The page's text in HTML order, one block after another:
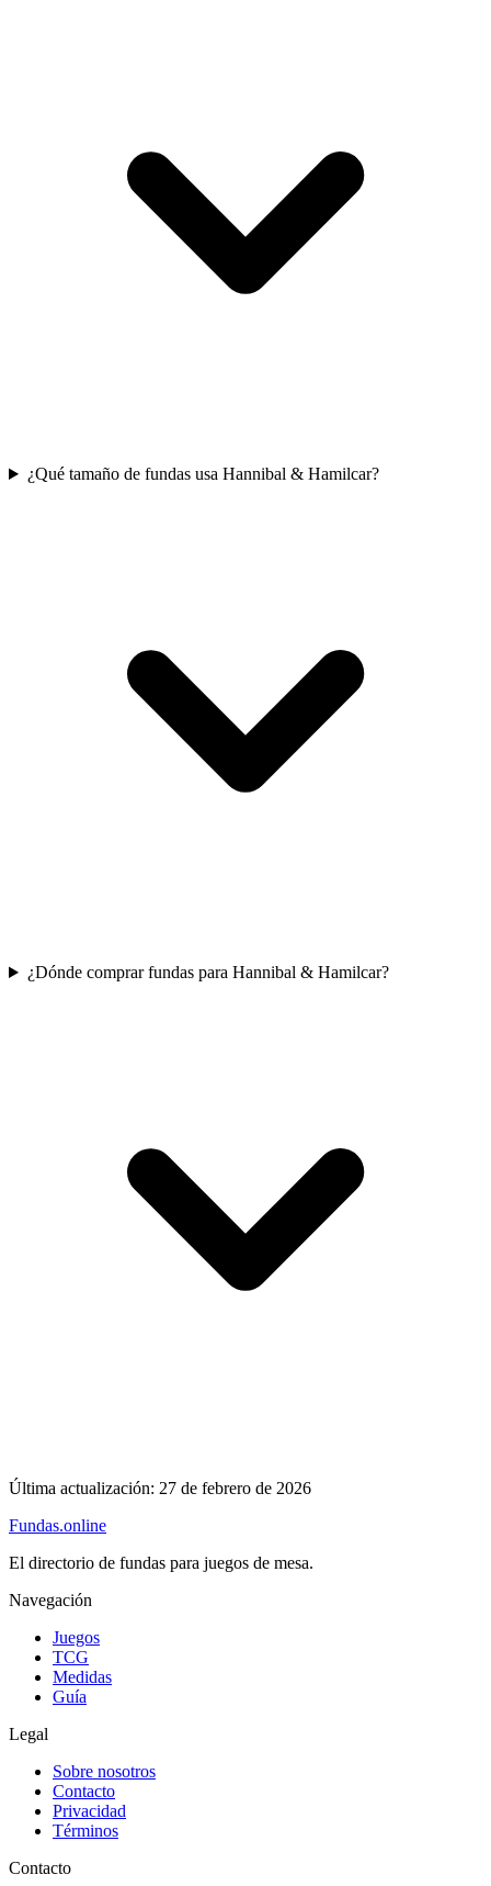
¿Qué tamaño de fundas usa Hannibal & Hamilcar?
¿Dónde comprar fundas para Hannibal & Hamilcar?
Última actualización: 27 de febrero de 2026
Fundas.online
El directorio de fundas para juegos de mesa.
Navegación
Juegos
TCG
Medidas
Guía
Legal
Sobre nosotros
Contacto
Privacidad
Términos
Contacto